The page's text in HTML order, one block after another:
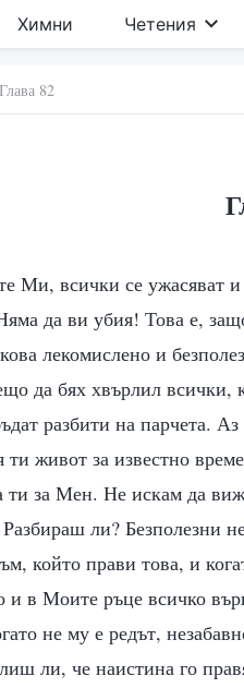
Химни Четения
Глава 82
Ми, всички се ужасяват
да ви убия! Това е,
лекомислено и
да бях хвърлил всички,
разбити на
живот за известно
ти за Мен. Не искам да
ли? Безполезни
който прави това, и
и в Моите ръце всичко
не му е редът,
ли, че наистина го